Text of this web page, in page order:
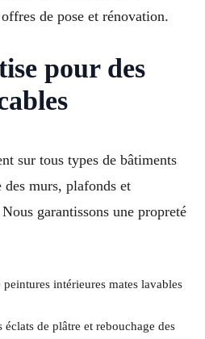
de pose et rénovation.
pour des
sur tous types de bâtiments
murs, plafonds et
garantissons une propreté
intérieures mates lavables
éclats de plâtre et rebouchage des